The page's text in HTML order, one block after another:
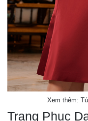
Xem thêm:
Trang Phục